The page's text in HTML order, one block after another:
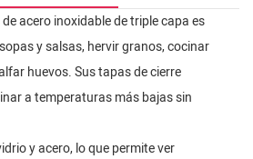
acero inoxidable de triple capa es
y salsas, hervir granos, cocinar
huevos. Sus tapas de cierre
a temperaturas más bajas sin
y acero, lo que permite ver